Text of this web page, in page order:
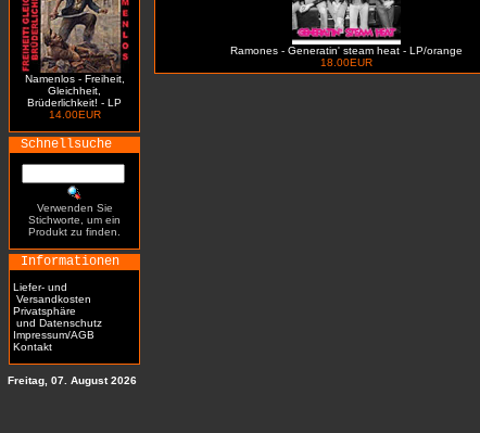
Namenlos - Freiheit,
Gleichheit,
Brüderlichkeit! - LP
14.00EUR
Schnellsuche
Verwenden Sie
Stichworte, um ein
Produkt zu finden.
Informationen
Liefer- und
Versandkosten
Privatsphäre
und Datenschutz
Impressum/AGB
Kontakt
Ramones - Generatin' steam heat - LP/orange
18.00EUR
Freitag, 07. August 2026